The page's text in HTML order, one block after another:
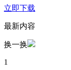
立即下载
最新内容
换一换
1